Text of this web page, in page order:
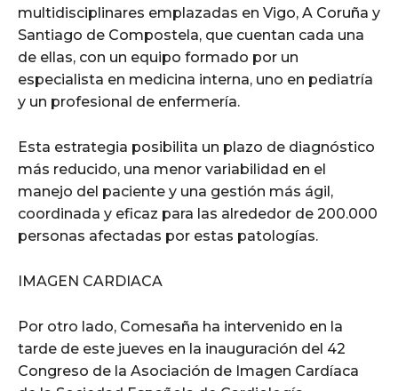
multidisciplinares emplazadas en Vigo, A Coruña y
Santiago de Compostela, que cuentan cada una
de ellas, con un equipo formado por un
especialista en medicina interna, uno en pediatría
y un profesional de enfermería.
Esta estrategia posibilita un plazo de diagnóstico
más reducido, una menor variabilidad en el
manejo del paciente y una gestión más ágil,
coordinada y eficaz para las alrededor de 200.000
personas afectadas por estas patologías.
IMAGEN CARDIACA
Por otro lado, Comesaña ha intervenido en la
tarde de este jueves en la inauguración del 42
Congreso de la Asociación de Imagen Cardíaca